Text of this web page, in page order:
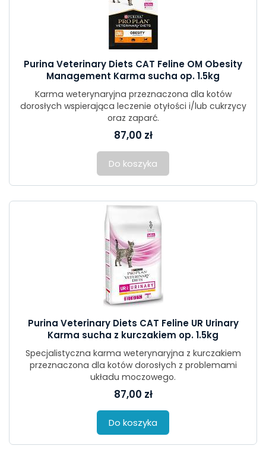
Purina Veterinary Diets CAT Feline OM Obesity
Management Karma sucha op. 1.5kg
Karma weterynaryjna przeznaczona dla kotów
dorosłych wspierająca leczenie otyłości i/lub cukrzycy
oraz zaparć.
87,00 zł
Do koszyka
Purina Veterinary Diets CAT Feline UR Urinary
Karma sucha z kurczakiem op. 1.5kg
Specjalistyczna karma weterynaryjna z kurczakiem
przeznaczona dla kotów dorosłych z problemami
układu moczowego.
87,00 zł
Do koszyka